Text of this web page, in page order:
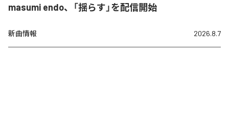
masumi endo、「揺らす」を配信開始
新曲情報 2026.8.7